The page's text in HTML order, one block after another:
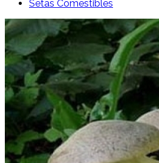
Setas Comestibles